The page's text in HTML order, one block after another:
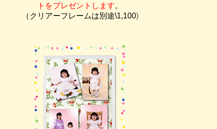
トをプレゼントします。
（クリアーフレームは別途\1,100)